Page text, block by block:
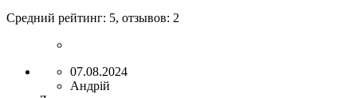
Средний рейтинг: 5, отзывов: 2
07.08.2024
Андрій